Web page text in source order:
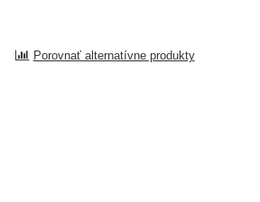
Porovnať alternatívne produkty